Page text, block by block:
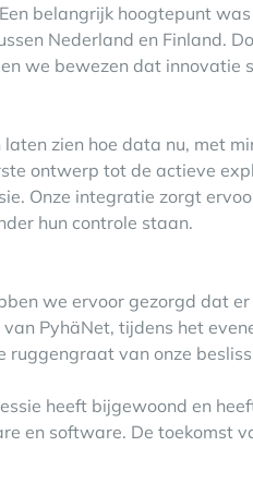
belangrijk hoogtepunt was
Nederland en Finland.
we bewezen dat innovatie
zien hoe data nu, met
ontwerp tot de actieve
Onze integratie zorgt
hun controle staan.
we ervoor gezorgd dat
van PyhäNet, tijdens het
van onze
heeft bijgewoond en
en software. De toekomst